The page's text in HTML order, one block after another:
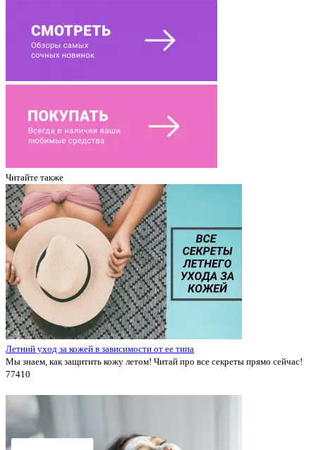
Читайте также
Летний уход за кожей в зависимости от ее типа
Мы знаем, как защитить кожу летом! Читай про все секреты прямо сейчас!
7741 0